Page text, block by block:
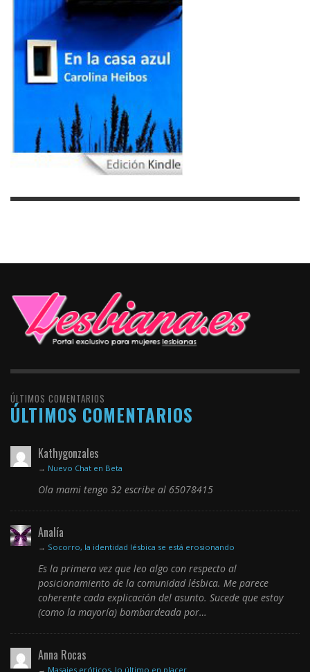
ÚLTIMOS COMENTARIOS
ÚLTIMOS COMENTARIOS
Kathygonzales
→ Nuevo Chat en Beta
Ola mami tengo 32 escribe al 65078415
Analía
→ Socorro, la identidad lésbica se está erosionando
Es la primera vez que leo algo con respecto al
posicionamiento de la comunidad lésbica. Me parece
coherente cada explicación del asunto. Sucede que estoy
(como la mayoría) bombardeada por…
Anna Rocas
→ Masajes eróticos, lo último en placer